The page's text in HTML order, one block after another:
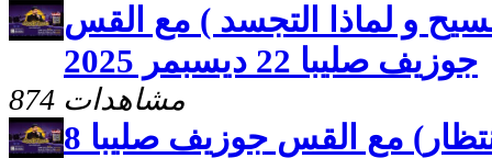
و لماذا التجسد ) مع القس
جوزيف صليبا 22 ديسبمر 2025
874 مشاهدات
مصيرك بايدك ( الانتظار) مع القس جوزيف صليبا 8